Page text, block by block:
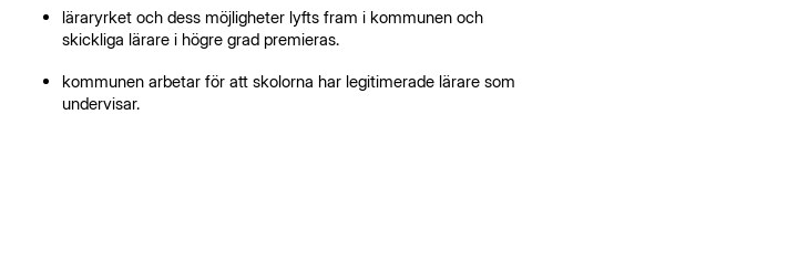
läraryrket och dess möjligheter lyfts fram i kommunen och
skickliga lärare i högre grad premieras.
kommunen arbetar för att skolorna har legitimerade lärare som
undervisar.